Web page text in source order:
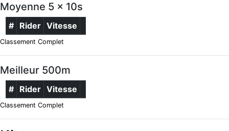
Moyenne 5 x 10s
# Rider Vitesse
Classement Complet
Meilleur 500m
# Rider Vitesse
Classement Complet